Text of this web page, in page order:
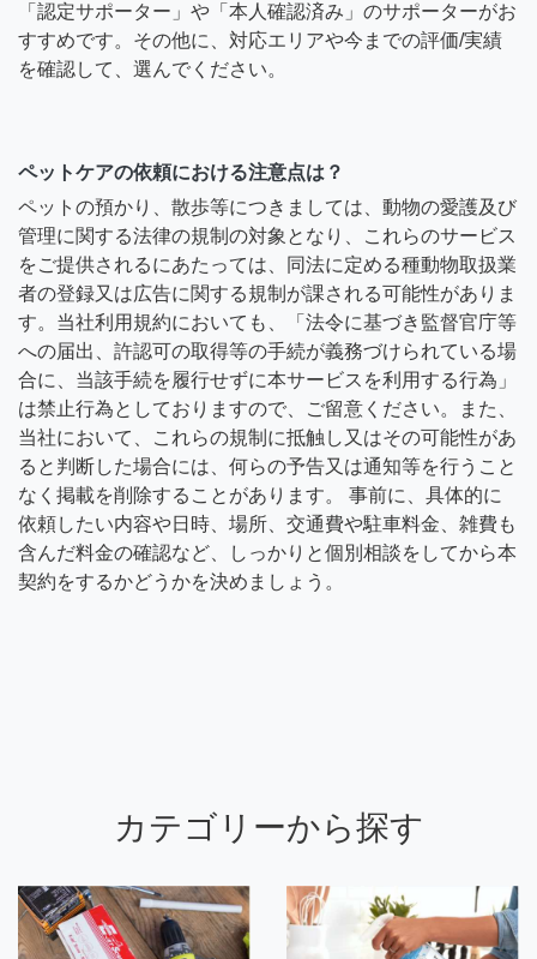
「認定サポーター」や「本人確認済み」のサポーターがお
すすめです。その他に、対応エリアや今までの評価/実績
を確認して、選んでください。
ペットケアの依頼における注意点は？
ペットの預かり、散歩等につきましては、動物の愛護及び
管理に関する法律の規制の対象となり、これらのサービス
をご提供されるにあたっては、同法に定める種動物取扱業
者の登録又は広告に関する規制が課される可能性がありま
す。当社利用規約においても、「法令に基づき監督官庁等
への届出、許認可の取得等の手続が義務づけられている場
合に、当該手続を履行せずに本サービスを利用する行為」
は禁止行為としておりますので、ご留意ください。また、
当社において、これらの規制に抵触し又はその可能性があ
ると判断した場合には、何らの予告又は通知等を行うこと
なく掲載を削除することがあります。 事前に、具体的に
依頼したい内容や日時、場所、交通費や駐車料金、雑費も
含んだ料金の確認など、しっかりと個別相談をしてから本
契約をするかどうかを決めましょう。
カテゴリーから探す